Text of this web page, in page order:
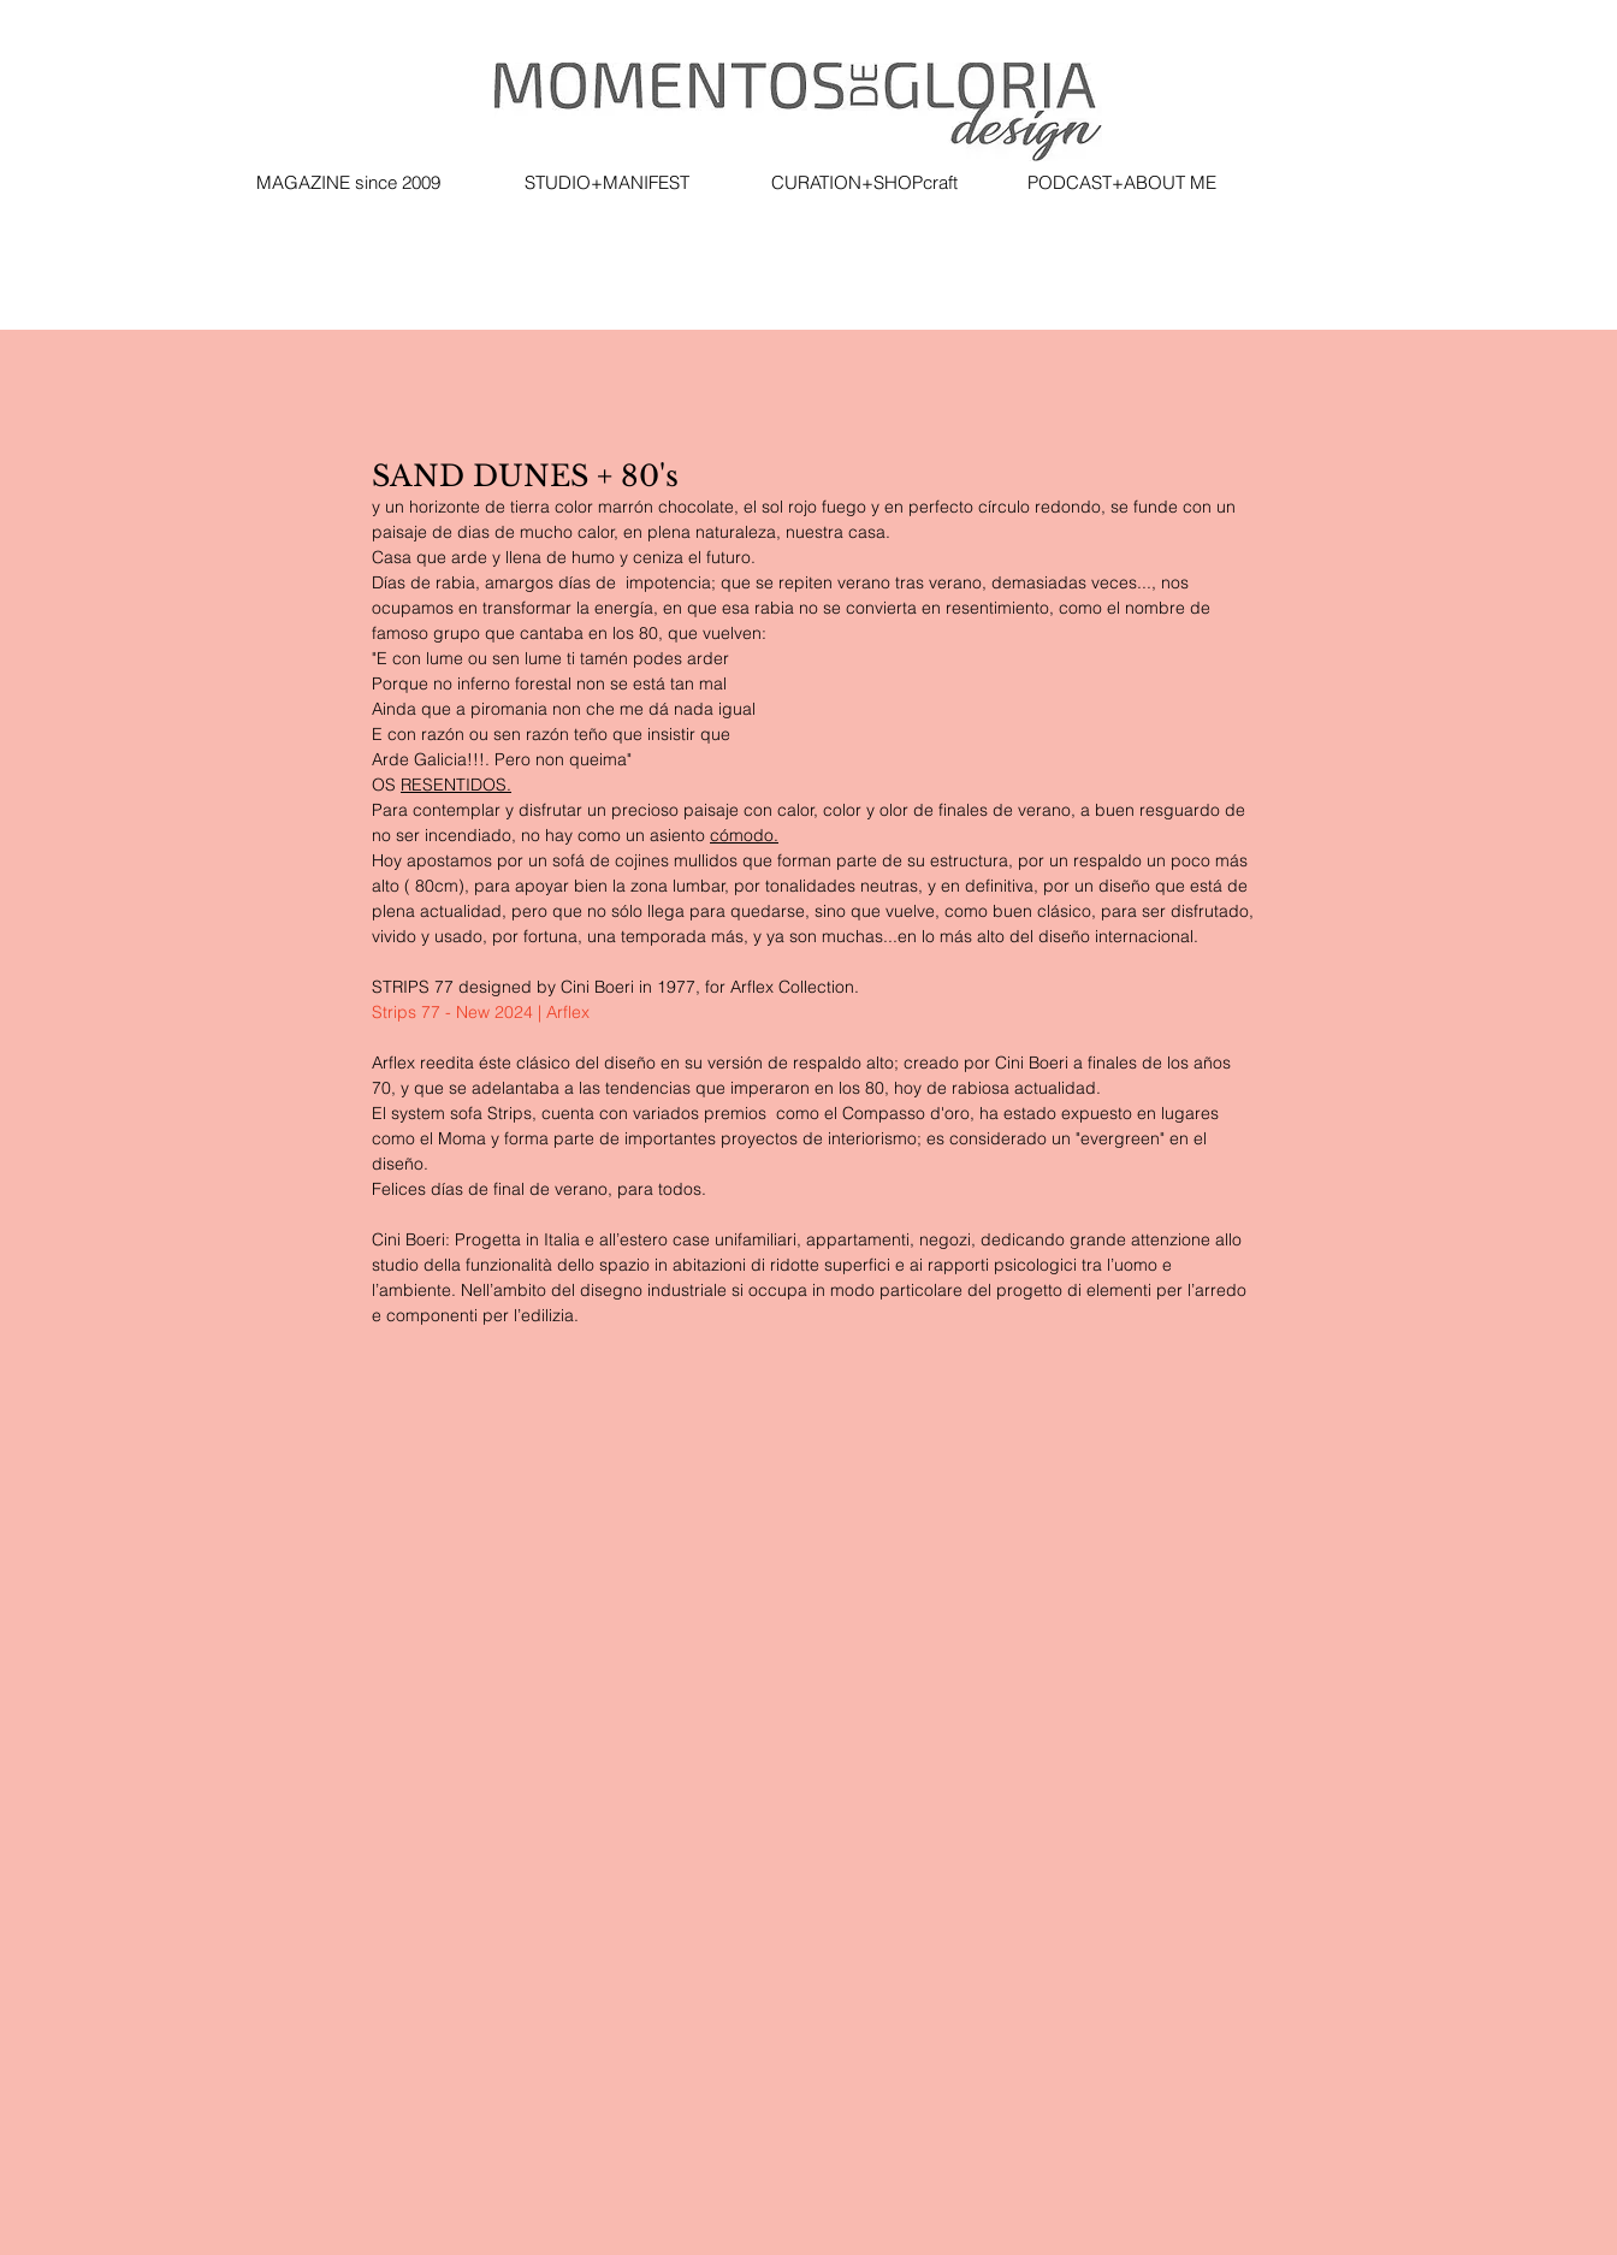
MAGAZINE since 2009 STUDIO+MANIFEST CURATION+SHOPcraft PODCAST+ABOUT ME
SAND DUNES + 80's
y un horizonte de tierra color marrón chocolate, el sol rojo fuego y en perfecto círculo redondo, se funde con un
paisaje de dias de mucho calor, en plena naturaleza, nuestra casa.
Casa que arde y llena de humo y ceniza el futuro.
Días de rabia, amargos días de  impotencia; que se repiten verano tras verano, demasiadas veces..., nos
ocupamos en transformar la energía, en que esa rabia no se convierta en resentimiento, como el nombre de
famoso grupo que cantaba en los 80, que vuelven:
"E con lume ou sen lume ti tamén podes arder
Porque no inferno forestal non se está tan mal
Ainda que a piromania non che me dá nada igual
E con razón ou sen razón teño que insistir que
Arde Galicia!!!. Pero non queima"
OS RESENTIDOS.
Para contemplar y disfrutar un precioso paisaje con calor, color y olor de finales de verano, a buen resguardo de
no ser incendiado, no hay como un asiento cómodo.
Hoy apostamos por un sofá de cojines mullidos que forman parte de su estructura, por un respaldo un poco más
alto ( 80cm), para apoyar bien la zona lumbar, por tonalidades neutras, y en definitiva, por un diseño que está de
plena actualidad, pero que no sólo llega para quedarse, sino que vuelve, como buen clásico, para ser disfrutado,
vivido y usado, por fortuna, una temporada más, y ya son muchas...en lo más alto del diseño internacional.
STRIPS 77 designed by Cini Boeri in 1977, for Arflex Collection.
Strips 77 - New 2024 | Arflex
Arflex reedita éste clásico del diseño en su versión de respaldo alto; creado por Cini Boeri a finales de los años
70, y que se adelantaba a las tendencias que imperaron en los 80, hoy de rabiosa actualidad.
El system sofa Strips, cuenta con variados premios  como el Compasso d'oro, ha estado expuesto en lugares
como el Moma y forma parte de importantes proyectos de interiorismo; es considerado un "evergreen" en el
diseño.
Felices días de final de verano, para todos.
Cini Boeri: Progetta in Italia e all’estero case unifamiliari, appartamenti, negozi, dedicando grande attenzione allo
studio della funzionalità dello spazio in abitazioni di ridotte superfici e ai rapporti psicologici tra l’uomo e
l’ambiente. Nell’ambito del disegno industriale si occupa in modo particolare del progetto di elementi per l’arredo
e componenti per l’edilizia.